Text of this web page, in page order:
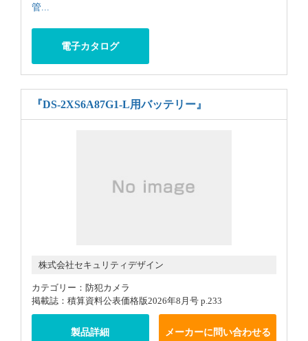
管...
電子カタログ
『DS-2XS6A87G1-L用バッテリー』
株式会社セキュリティデザイン
カテゴリー：防犯カメラ
掲載誌：積算資料公表価格版2026年8月号 p.233
製品詳細 メーカーに問い合わせる